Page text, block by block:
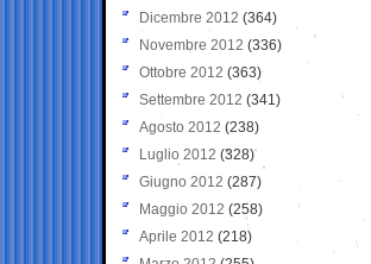
Dicembre 2012 (364)
Novembre 2012 (336)
Ottobre 2012 (363)
Settembre 2012 (341)
Agosto 2012 (238)
Luglio 2012 (328)
Giugno 2012 (287)
Maggio 2012 (258)
Aprile 2012 (218)